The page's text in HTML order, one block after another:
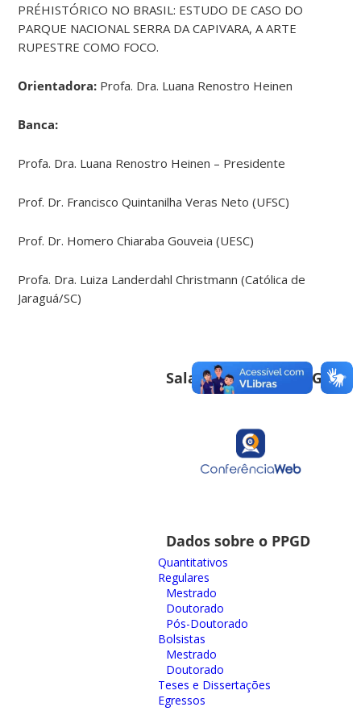
PRÉHISTÓRICO NO BRASIL: ESTUDO DE CASO DO
PARQUE NACIONAL SERRA DA CAPIVARA, A ARTE
RUPESTRE COMO FOCO.
Orientadora: Profa. Dra. Luana Renostro Heinen
Banca:
Profa. Dra. Luana Renostro Heinen – Presidente
Prof. Dr. Francisco Quintanilha Veras Neto (UFSC)
Prof. Dr. Homero Chiaraba Gouveia (UESC)
Profa. Dra. Luiza Landerdahl Christmann (Católica de
Jaraguá/SC)
Sala de Reuniões PPGD
Dados sobre o PPGD
Quantitativos
Regulares
Mestrado
Doutorado
Pós-Doutorado
Bolsistas
Mestrado
Doutorado
Teses e Dissertações
Egressos